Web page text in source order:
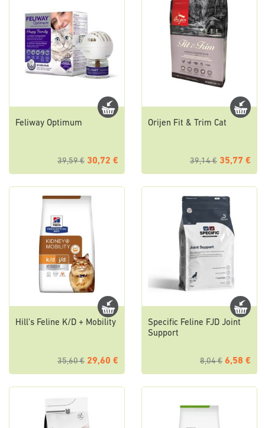
Feliway Optimum
39,59 € 30,72 €
Orijen Fit & Trim Cat
39,14 € 35,77 €
Hill's Feline K/D + Mobility
35,60 € 29,60 €
Specific Feline FJD Joint
Support
8,04 € 6,58 €